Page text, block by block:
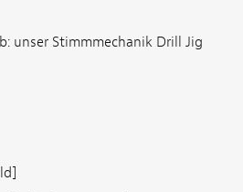
unser Stimmmechanik Drill Jig